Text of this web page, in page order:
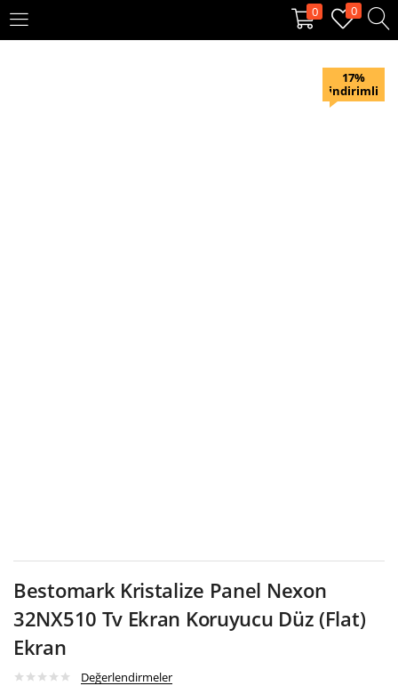
0 0
KAYIT OL
17%
indirimli
Bestomark Kristalize Panel Nexon
32NX510 Tv Ekran Koruyucu Düz (Flat)
Ekran
Değerlendirmeler